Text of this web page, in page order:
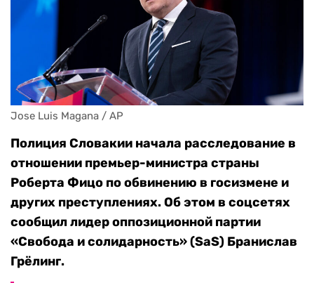
Jose Luis Magana / AP
Полиция Словакии начала расследование в
отношении премьер-министра страны
Роберта Фицо по обвинению в госизмене и
других преступлениях. Об этом в соцсетях
сообщил лидер оппозиционной партии
«Свобода и солидарность» (SaS) Бранислав
Грёлинг.